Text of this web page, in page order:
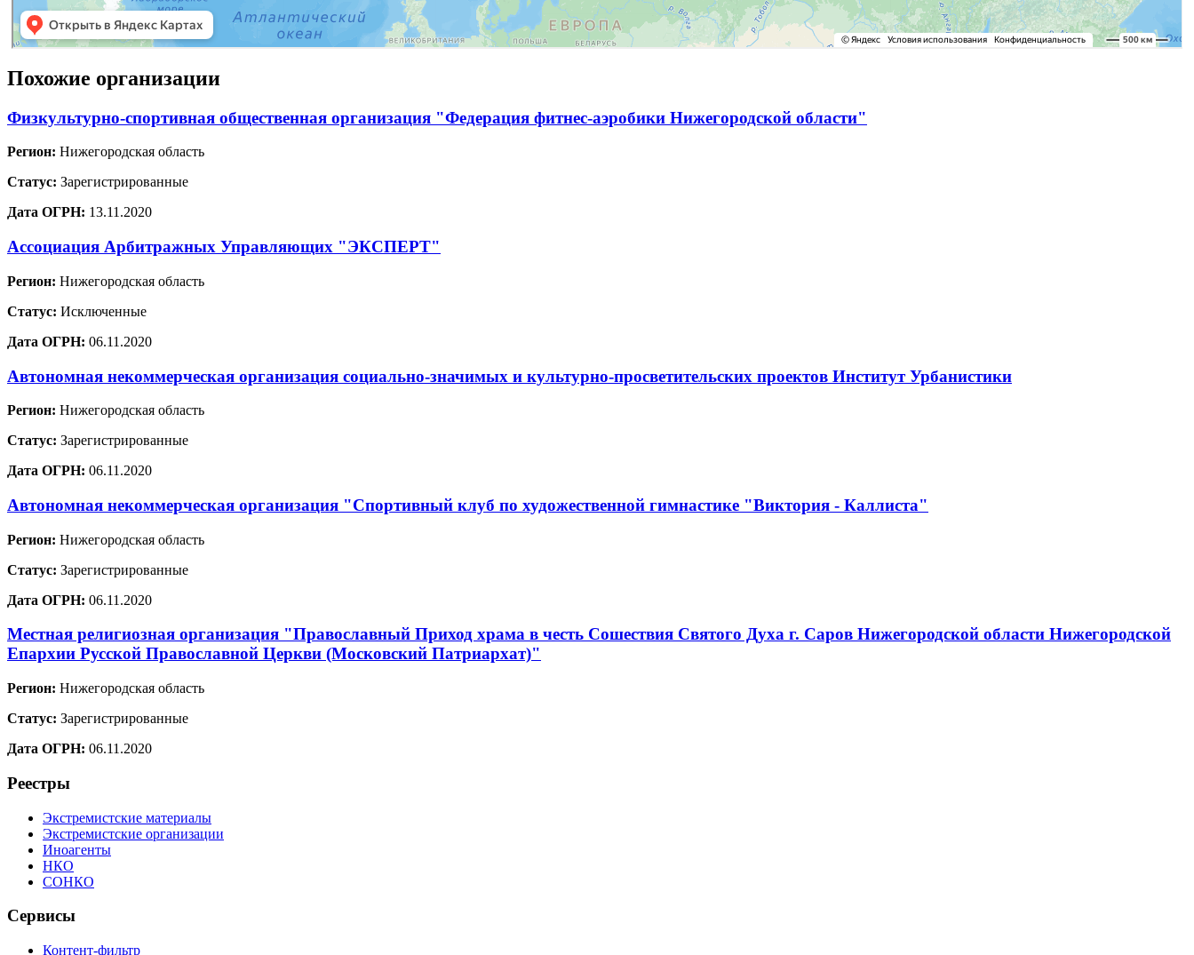
Похожие организации
Физкультурно-спортивная общественная организация "Федерация фитнес-аэробики Нижегородской области"
Регион: Нижегородская область
Статус: Зарегистрированные
Дата ОГРН: 13.11.2020
Ассоциация Арбитражных Управляющих "ЭКСПЕРТ"
Регион: Нижегородская область
Статус: Исключенные
Дата ОГРН: 06.11.2020
Автономная некоммерческая организация социально-значимых и культурно-просветительских проектов Институт Урбанистики
Регион: Нижегородская область
Статус: Зарегистрированные
Дата ОГРН: 06.11.2020
Автономная некоммерческая организация "Спортивный клуб по художественной гимнастике "Виктория - Каллиста"
Регион: Нижегородская область
Статус: Зарегистрированные
Дата ОГРН: 06.11.2020
Местная религиозная организация "Православный Приход храма в честь Сошествия Святого Духа г. Саров Нижегородской области Нижегородской
Епархии Русской Православной Церкви (Московский Патриархат)"
Регион: Нижегородская область
Статус: Зарегистрированные
Дата ОГРН: 06.11.2020
Реестры
Экстремистские материалы
Экстремистские организации
Иноагенты
НКО
СОНКО
Сервисы
Контент-фильтр